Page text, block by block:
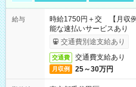
給与
時給1750円＋交 【月収
能な速払いサービスあり
交通費別途支給あり
交通費 交通費支給あり
月収例 25～30万円